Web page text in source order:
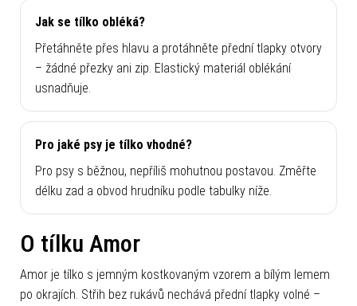
Jak se tílko obléká?
Přetáhněte přes hlavu a protáhněte přední tlapky otvory
– žádné přezky ani zip. Elastický materiál oblékání
usnadňuje.
Pro jaké psy je tílko vhodné?
Pro psy s běžnou, nepříliš mohutnou postavou. Změřte
délku zad a obvod hrudníku podle tabulky níže.
O tílku Amor
Amor je tílko s jemným kostkovaným vzorem a bílým lemem
po okrajích. Střih bez rukávů nechává přední tlapky volné –